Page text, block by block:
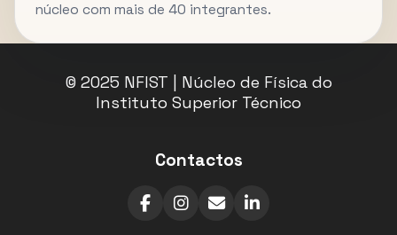
núcleo com mais de 40 integrantes.
© 2025 NFIST | Núcleo de Física do
Instituto Superior Técnico
Contactos